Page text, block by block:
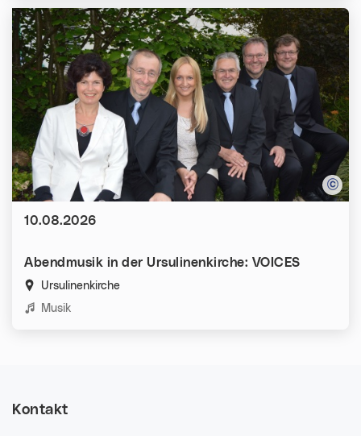
Abendmusik in der Ursulinenkirche: VOICES
Ursulinenkirche
Kategorien:
Musik
Datum:
10.08.2026
Kontakt